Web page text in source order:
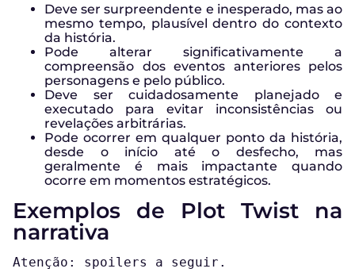
Deve ser surpreendente e inesperado, mas ao
mesmo tempo, plausível dentro do contexto
da história.
Pode alterar significativamente a
compreensão dos eventos anteriores pelos
personagens e pelo público.
Deve ser cuidadosamente planejado e
executado para evitar inconsistências ou
revelações arbitrárias.
Pode ocorrer em qualquer ponto da história,
desde o início até o desfecho, mas
geralmente é mais impactante quando
ocorre em momentos estratégicos.
Exemplos de Plot Twist na
narrativa
Atenção: spoilers a seguir.